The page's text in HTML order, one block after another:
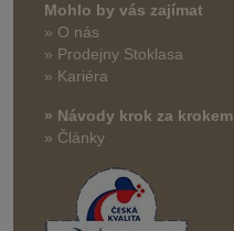
Mohlo by vás zajímat
» O nás
» Prodejny Stoklasa
» Kariéra
» Návody krok za krokem
» Články